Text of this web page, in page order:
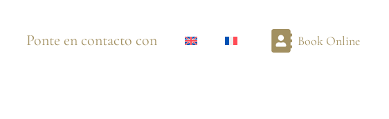
Ponte en contacto con Book Online